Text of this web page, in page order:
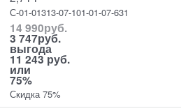
С-01-01313-07-101-01-07-631
14 990руб.
3 747руб.
выгода
11 243 руб.
или
75%
Скидка 75%